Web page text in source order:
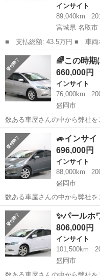
インサイト
89,040km
宮城県 名取市
■ 支払総額: 43.5万円 ■ 車両本体価格： 317,000 円 ■ メーカー
名： ホンダ ■ 車種名： イ
付 車検整備付 ナビ Ｂカメ
システム Ｅ...
宮城 名取市 インサイト
🌈この時期
660,000円
インサイト
76,000km
盛岡市
数ある車屋さんの中から弊社を
オトロン盛岡店と申します(^^♪ 東北３店舗目、オトロン最北端のお店
として、2024年4月1日に新店舗オー
さ祭...
岩手 インサイト
🚙インサイ
696,000円
インサイト
88,000km
盛岡市
数ある車屋さんの中から弊社
オトロン盛岡店と申します(^^♪ 東北３店舗目、オトロン最北端のお店
として、2024年4月1日に新店舗オー
やっ...
岩手 盛岡市 インサイ
✨パールホ
806,000円
インサイト
101,500km
盛岡市